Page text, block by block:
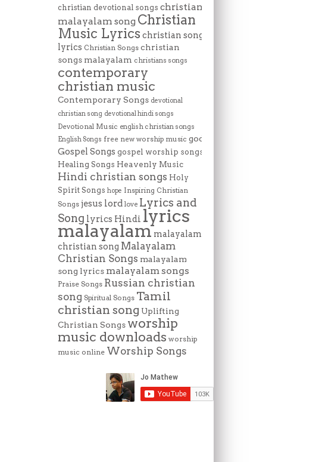
christian devotional songs christian
malayalam song Christian
Music Lyrics christian song
lyrics Christian Songs christian
songs malayalam christians songs
contemporary
christian music
Contemporary Songs devotional
christian song devotional hindi songs
Devotional Music english christian songs
English Songs free new worship music god
Gospel Songs gospel worship songs
Healing Songs Heavenly Music
Hindi christian songs Holy
Spirit Songs hope Inspiring Christian
Songs jesus lord love Lyrics and
Song lyrics Hindi lyrics
malayalam malayalam
christian song Malayalam
Christian Songs malayalam
song lyrics malayalam songs
Praise Songs Russian christian
song Spiritual Songs Tamil
christian song Uplifting
Christian Songs worship
music downloads worship
music online Worship Songs